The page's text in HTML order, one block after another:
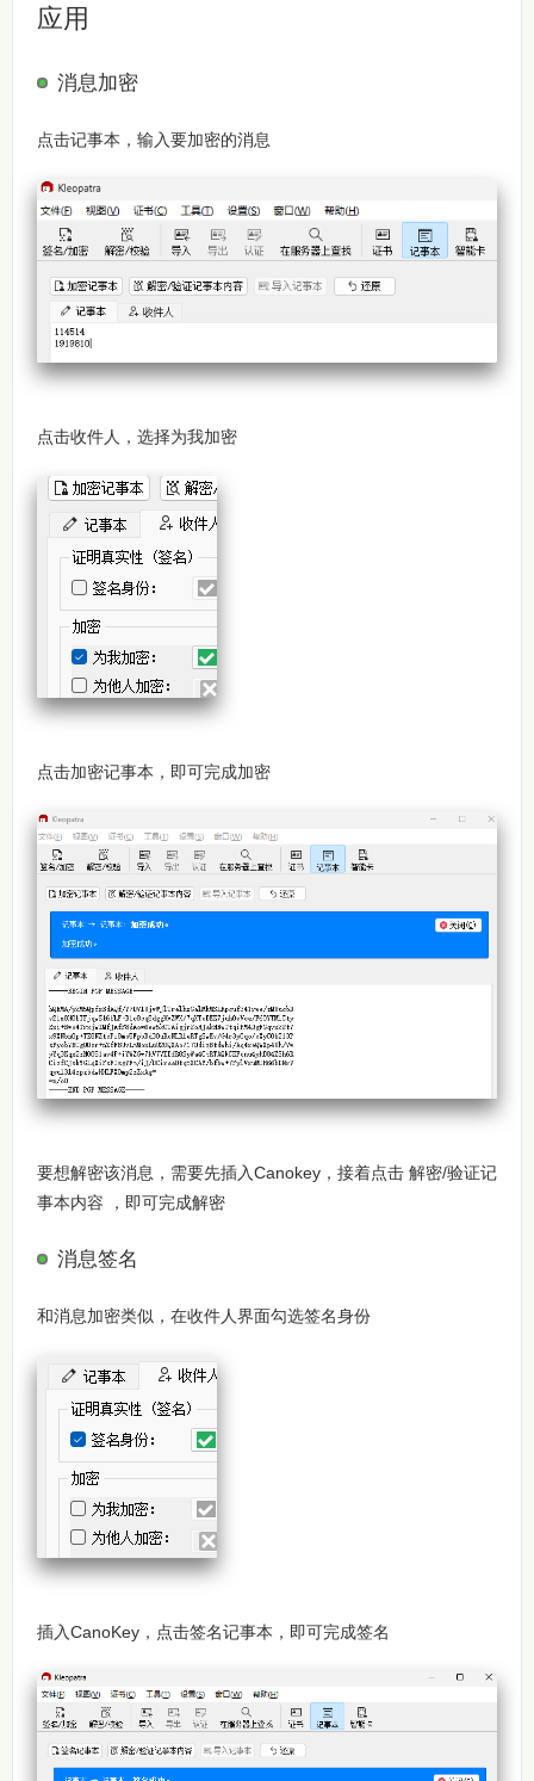
应用
消息加密
点击记事本，输入要加密的消息
点击收件人，选择为我加密
点击加密记事本，即可完成加密
要想解密该消息，需要先插入Canokey，接着点击 解密/验证记
事本内容 ，即可完成解密
消息签名
和消息加密类似，在收件人界面勾选签名身份
插入CanoKey，点击签名记事本，即可完成签名